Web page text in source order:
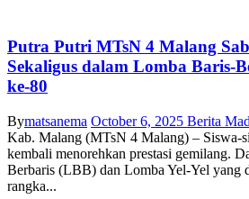
Putra Putri MTsN 4 Malang
Sekaligus dalam Lomba Baris-
ke-80
Bymatsanema October 6, 2025 Berita
Kab. Malang (MTsN 4 Malang) – Siswa-
kembali menorehkan prestasi gemilang.
Berbaris (LBB) dan Lomba Yel-Yel yang
rangka...